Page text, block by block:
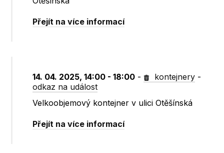
Přejít na více informací
14. 04. 2025, 14:00 - 18:00 - kontejnery -
odkaz na událost
Velkoobjemový kontejner v ulici Otěšínská
Přejít na více informací